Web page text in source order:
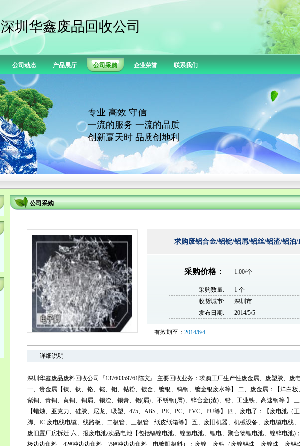
深圳华鑫废品回收公司
公司动态 产品展厅 公司采购 企业荣誉 联系我们
专业 高效 守信
一流的服务 一流的品质
创新赢天时 品质创地利
公司采购
求购废铝合金/铝锭/铝屑/铝丝/铝渣/铝泊/
采购价格： 1.00/个
采购数量:
1 个
收货城市:
深圳市
发布日期:
2014/5/5
有效期至： 2014/6/4
详细说明
深圳华鑫废品废料回收公司『13760359761陈文』 主要回收业务：求购工厂生产性废金属、废塑胶、废
一、贵金属【镍、钛、铬、铑、钼、钴粉、镀金、镀银、钨钢、镀金银废水等】 二、废金属：【洋白板
紫铜、青铜、黄铜、铜屑、锡渣、锡膏、铝(屑)、不锈钢(屑)、锌合金(渣)、铅、工业铁、高速钢等 】 三
【蜡烛、亚克力、硅胶、尼龙、吸塑、475、ABS、PE、PC、PVC、PU等】 四、废电子：【废电池（
脚、IC.废电线电缆、线路板、二极管、三极管、纸皮纸箱等】 五、废旧机器、机械设备、废电缆电线、
废旧置厂房拆迁 六、报废电池/次品电池【包括镉镍电池、镍氢电池、锂电、聚合物锂电池、镍锌电池)
极边边角料、42#冲边边角料、79#冲边边角料、电镀阳极料）；废镍、废钴（废镍锡珠、废镍珠、废锡